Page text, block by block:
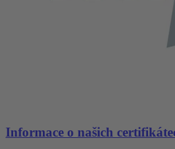
Informace o našich